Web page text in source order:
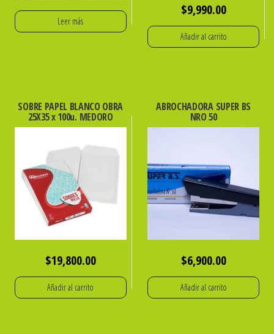
Leer más
$9,990.00
Añadir al carrito
SOBRE PAPEL BLANCO OBRA
25X35 x 100u. MEDORO
$19,800.00
Añadir al carrito
ABROCHADORA SUPER BS
NRO 50
$6,900.00
Añadir al carrito